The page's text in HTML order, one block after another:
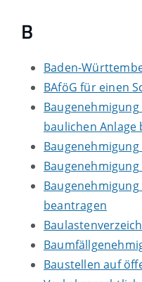
B
Baden-
BAföG für einen
baulichen Anlage
beantragen
Baustellen auf